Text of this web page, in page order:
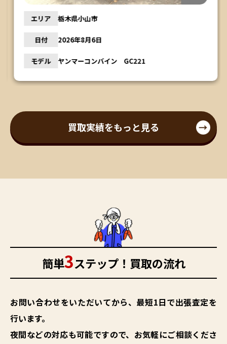
エリア 栃木県小山市
日付 2026年8月6日
モデル ヤンマーコンバイン GC221
買取実績をもっと見る
簡単3ステップ！買取の流れ
お問い合わせをいただいてから、最短1日で出張査定を
行います。
夜間などの対応も可能ですので、お気軽にご相談くださ